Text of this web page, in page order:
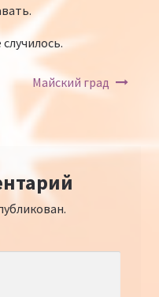
Майский град